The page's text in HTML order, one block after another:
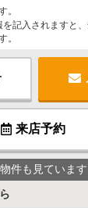
。
記入されますと
。
来店予約
件も見ています